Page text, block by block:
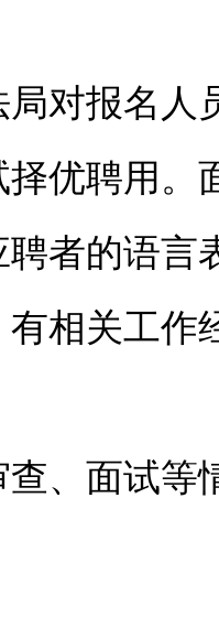
局对报名人
优聘用。
者的语言
相关工作
面试等